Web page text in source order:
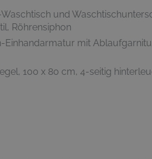
und
Röhrensiphon
Einhandarmatur mit
100 x 80 cm, 4-seitig